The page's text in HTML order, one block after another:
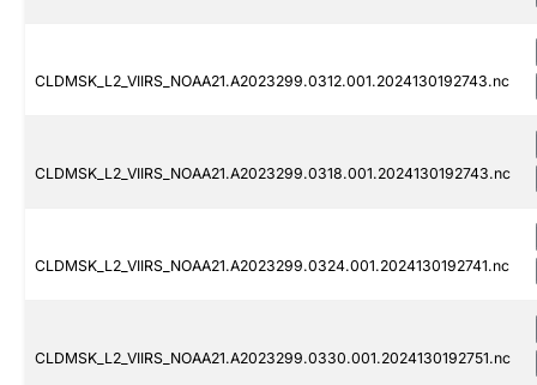
CLDMSK_L2_VIIRS_NOAA21.A2023299.0312.001.2024130192743.nc
CLDMSK_L2_VIIRS_NOAA21.A2023299.0318.001.2024130192743.nc
CLDMSK_L2_VIIRS_NOAA21.A2023299.0324.001.2024130192741.nc
CLDMSK_L2_VIIRS_NOAA21.A2023299.0330.001.2024130192751.nc